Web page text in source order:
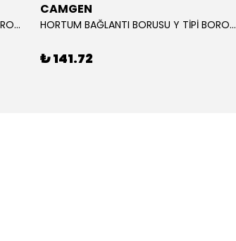
HORTUM BAĞLANTI BORUSU Y TİPİ BOROSİLİKAT 10_11
CAMGEN
HORTUM BAĞLANTI BORUSU Y TİPİ BOROSİLİKAT 8 _9
₺ 141.72